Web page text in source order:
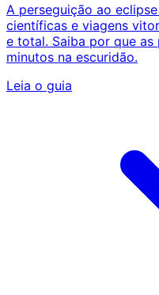
A perseguição ao
científicas e viagens
e total. Saiba por que as
minutos na escuridão.
Leia o guia